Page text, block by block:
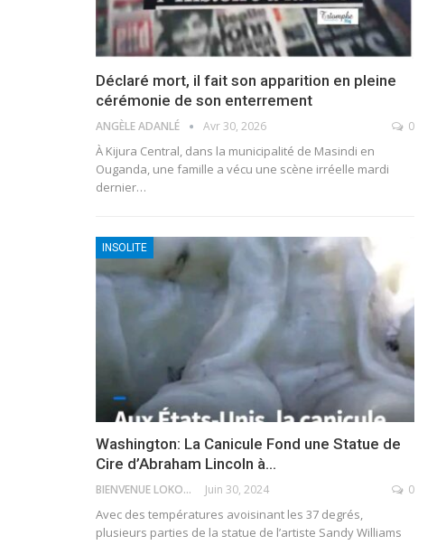
Déclaré mort, il fait son apparition en pleine
cérémonie de son enterrement
ANGÈLE ADANLÉ Avr 30, 2026 0
À Kijura Central, dans la municipalité de Masindi en
Ouganda, une famille a vécu une scène irréelle mardi
dernier…
INSOLITE
Washington: La Canicule Fond une Statue de
Cire d’Abraham Lincoln à…
BIENVENUE LOKOSSOU Juin 30, 2024 0
Avec des températures avoisinant les 37 degrés,
plusieurs parties de la statue de l’artiste Sandy Williams